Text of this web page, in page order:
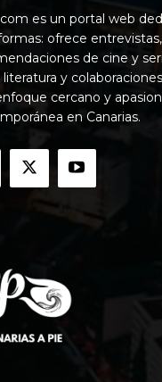
es un portal web
ofrece
de cine y
y
cercano y
en Canarias.